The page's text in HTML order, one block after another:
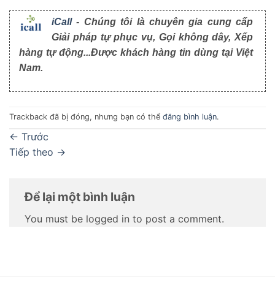
iCall- Chúng tôi là chuyên gia cung cấp
Giải pháp tự phục vụ, Gọi không dây, Xếp
hàng tự động...Được khách hàng tin dùng tại Việt
Nam.
Trackback đã bị đóng, nhưng bạn có thể đăng bình luận.
← Trước
Tiếp theo →
Để lại một bình luận
You must be logged in to post a comment.